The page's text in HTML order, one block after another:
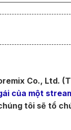
Co., Ltd.
của một
tôi sẽ tổ